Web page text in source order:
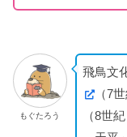
もぐたろう
飛鳥文
（7
（8世